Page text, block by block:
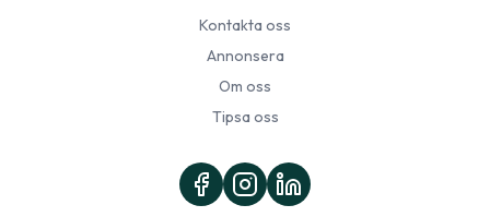
Kontakta oss
Annonsera
Om oss
Tipsa oss